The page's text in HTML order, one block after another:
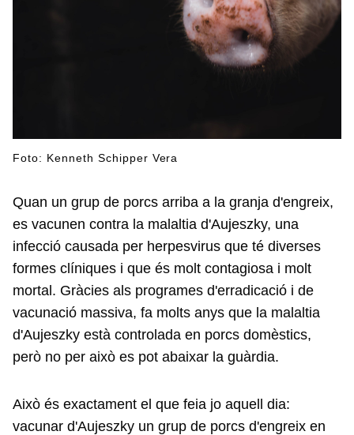
Foto: Kenneth Schipper Vera
Quan un grup de porcs arriba a la granja d'engreix,
es vacunen contra la malaltia d'Aujeszky, una
infecció causada per herpesvirus que té diverses
formes clíniques i que és molt contagiosa i molt
mortal. Gràcies als programes d'erradicació i de
vacunació massiva, fa molts anys que la malaltia
d'Aujeszky està controlada en porcs domèstics,
però no per això es pot abaixar la guàrdia.
Això és exactament el que feia jo aquell dia:
vacunar d'Aujeszky un grup de porcs d'engreix en